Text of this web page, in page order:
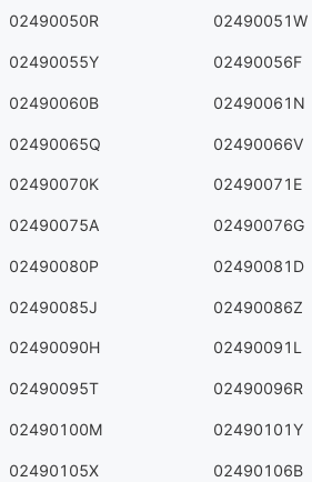
02490050R 02490051W
02490055Y 02490056F
02490060B 02490061N
02490065Q 02490066V
02490070K 02490071E
02490075A 02490076G
02490080P 02490081D
02490085J 02490086Z
02490090H 02490091L
02490095T 02490096R
02490100M 02490101Y
02490105X 02490106B